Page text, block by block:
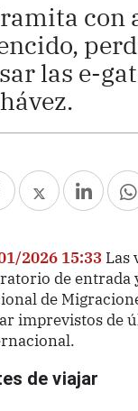
con
las e-
2026 15:33 Las
de entrada
de
imprevistos de
de viajar